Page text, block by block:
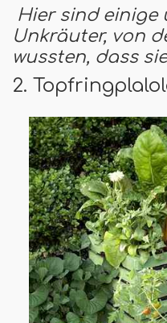
Hier sind einige
Unkräuter, von
wussten, dass
2.